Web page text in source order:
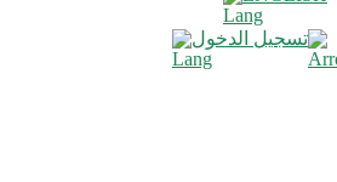
تسجيل الدخول